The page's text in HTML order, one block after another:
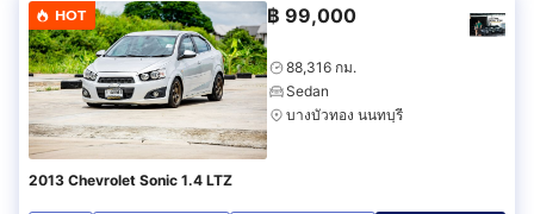
HOT ฿ 99,000
88,316 กม.
Sedan
บางบัวทอง นนทบุรี
2013 Chevrolet Sonic 1.4 LTZ